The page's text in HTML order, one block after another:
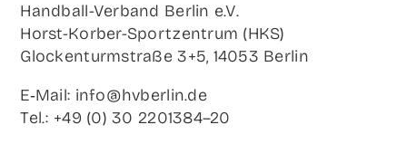
Hand­ball-Ver­band Ber­lin e.V.
Horst-Korb­er-Sport­zen­trum (HKS)
Glo­cken­turm­stra­ße 3+5, 14053 Berlin
E‑Mail: info@hvberlin.de
Tel.: +49 (0) 30 2201384–20